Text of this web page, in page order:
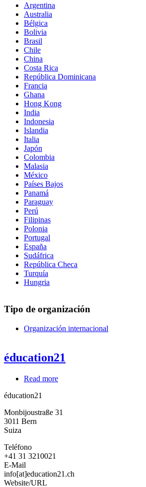
Argentina
Australia
Bélgica
Bolivia
Brasil
Chile
China
Costa Rica
República Dominicana
Francia
Ghana
Hong Kong
India
Indonesia
Islandia
Italia
Japón
Colombia
Malasia
México
Países Bajos
Panamá
Paraguay
Perú
Filipinas
Polonia
Portugal
España
Sudáfrica
República Checa
Turquía
Hungria
Tipo de organización
Organización internacional
éducation21
Read more
éducation21
Monbijoustraße 31
3011 Bern
Suiza
Teléfono
+41 31 3210021
E-Mail
info[at]education21.ch
Website/URL